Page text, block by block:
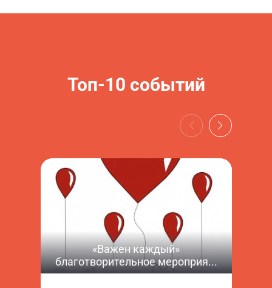
Топ-10 событий
«Важен каждый»
благотворительное мероприя...